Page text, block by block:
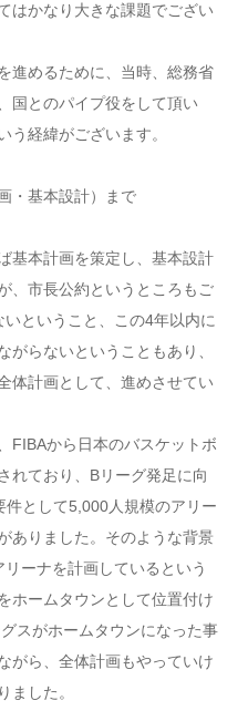
はかなり大きな課題でござい
進めるために、当時、総務省
国とのパイプ役をして頂い
う経緯がございます。
・基本設計）まで
基本計画を策定し、基本設計
、市長公約というところもご
ということ、この4年以内に
らないということもあり、
体計画として、進めさせてい
FIBAから日本のバスケットボ
れており、Bリーグ発足に向
として5,000人規模のアリー
ありました。そのような背景
ーナを計画しているという
ホームタウンとして位置付け
スがホームタウンになった事
がら、全体計画もやっていけ
ました。